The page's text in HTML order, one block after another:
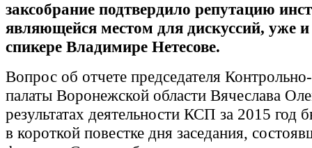
заксобрание подтвердило репутацию
являющейся местом для дискуссий, уже
спикере Владимире Нетесове.
Вопрос об отчете председателя
палаты Воронежской области Вячеслава
результатах деятельности КСП за 2015 год
в короткой повестке дня заседания,